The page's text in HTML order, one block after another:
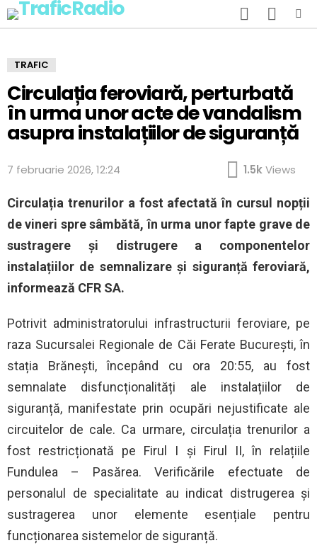
SWITCH
SKIN
SEARCH
Menu
TRAFIC
Circulația feroviară, perturbată
în urma unor acte de vandalism
asupra instalațiilor de siguranță
7 februarie 2026, 12:24 1.5kViews
Circulația trenurilor a fost afectată în cursul nopții
de vineri spre sâmbătă, în urma unor fapte grave de
sustragere și distrugere a componentelor
instalațiilor de semnalizare și siguranță feroviară,
informează CFR SA.
Potrivit administratorului infrastructurii feroviare, pe
raza Sucursalei Regionale de Căi Ferate București, în
stația Brănești, începând cu ora 20:55, au fost
semnalate disfuncționalități ale instalațiilor de
siguranță, manifestate prin ocupări nejustificate ale
circuitelor de cale. Ca urmare, circulația trenurilor a
fost restricționată pe Firul I și Firul II, în relațiile
Fundulea – Pasărea. Verificările efectuate de
personalul de specialitate au indicat distrugerea și
sustragerea unor elemente esențiale pentru
funcționarea sistemelor de siguranță.